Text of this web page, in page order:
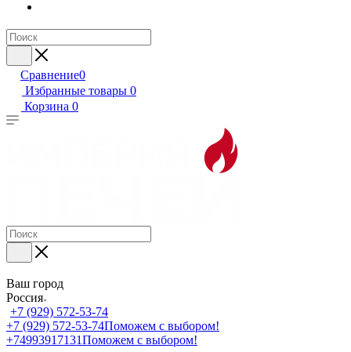
Сравнение0
Избранные товары 0
Корзина 0
Ваш город
Россия
+7 (929) 572-53-74
+7 (929) 572-53-74Поможем с выбором!
+74993917131Поможем с выбором!